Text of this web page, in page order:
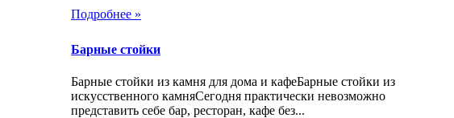
Подробнее »
Барные стойки
Барные стойки из камня для дома и кафеБарные стойки из
искусственного камняСегодня практически невозможно
представить себе бар, ресторан, кафе без...